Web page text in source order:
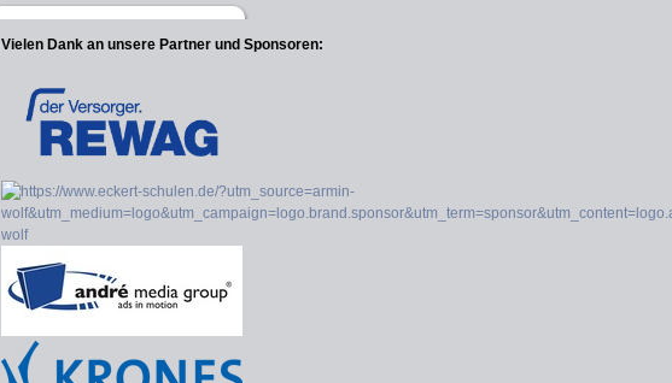
Vielen Dank an unsere Partner und Sponsoren: